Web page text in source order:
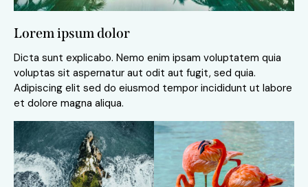
Lorem ipsum dolor
Dicta sunt explicabo. Nemo enim ipsam voluptatem quia
voluptas sit aspernatur aut odit aut fugit, sed quia.
Adipiscing elit sed do eiusmod tempor incididunt ut labore
et dolore magna aliqua.